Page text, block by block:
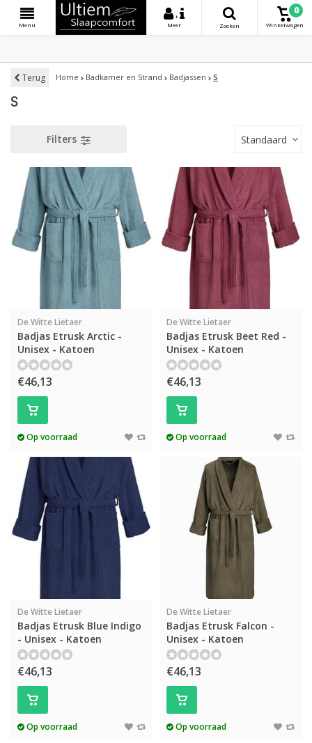
Menu
+
Meer
Zoeken
0
Winkelwagen
Terug Home Badkamer en Strand Badjassen S
S
Filters Standaard
De Witte Lietaer
Badjas Etrusk Arctic -
Unisex - Katoen
€46,13
Op voorraad
De Witte Lietaer
Badjas Etrusk Beet Red -
Unisex - Katoen
€46,13
Op voorraad
De Witte Lietaer
Badjas Etrusk Blue Indigo
- Unisex - Katoen
€46,13
Op voorraad
De Witte Lietaer
Badjas Etrusk Falcon -
Unisex - Katoen
€46,13
Op voorraad